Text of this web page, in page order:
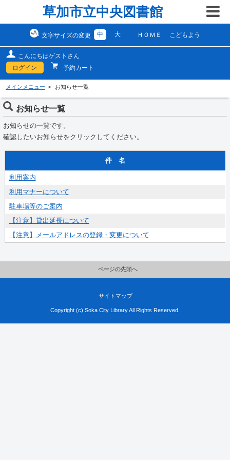
草加市立中央図書館
文字サイズの変更 中 大 ＨＯＭＥ こどもよう
こんにちはゲストさん
ログイン
予約カート
メインメニュー お知らせ一覧
お知らせ一覧
お知らせの一覧です。
確認したいお知らせをクリックしてください。
件 名
利用案内
利用マナーについて
駐車場等のご案内
【注意】貸出延長について
【注意】メールアドレスの登録・変更について
ページの先頭へ
サイトマップ
Copyright (c) Soka City Library All Rights Reserved.